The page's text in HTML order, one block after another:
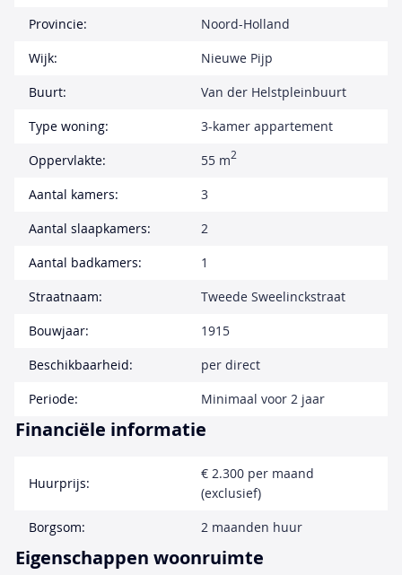
Provincie:
Noord-Holland
Wijk:
Nieuwe Pijp
Buurt:
Van der Helstpleinbuurt
Type woning:
3-kamer appartement
Oppervlakte:
55 m2
Aantal kamers:
3
Aantal slaapkamers:
2
Aantal badkamers:
1
Straatnaam:
Tweede Sweelinckstraat
Bouwjaar:
1915
Beschikbaarheid:
per direct
Periode:
Minimaal voor 2 jaar
Financiële informatie
Huurprijs:
€ 2.300 per maand
(exclusief)
Borgsom:
2 maanden huur
Eigenschappen woonruimte